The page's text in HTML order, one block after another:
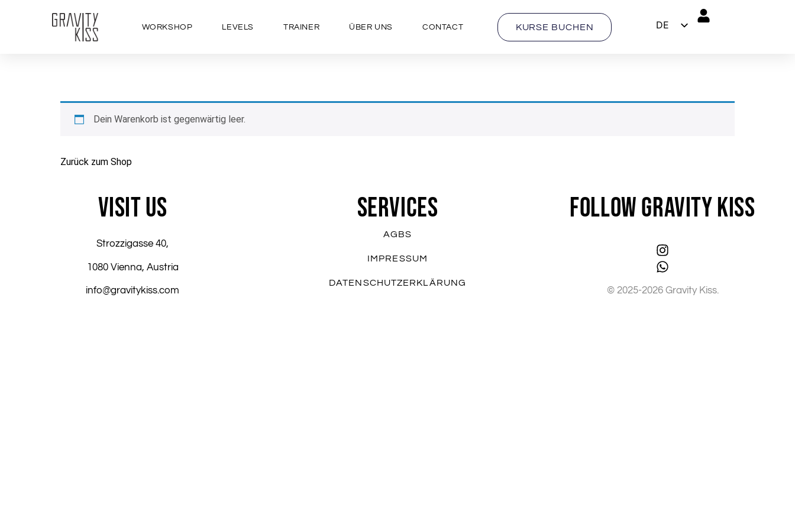
WORKSHOP LEVELS TRAINER ÜBER UNS CONTACT KURSE BUCHEN
DE
Dein Warenkorb ist gegenwärtig leer.
Zurück zum Shop
VISIT US
Strozzigasse 40,
1080 Vienna, Austria
info@gravitykiss.com
SERVICES
AGBS
IMPRESSUM
DATENSCHUTZERKLÄRUNG
FOLLOW GRAVITY KISS
© 2025-2026 Gravity Kiss.